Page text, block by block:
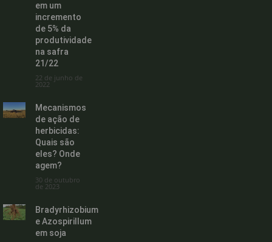
em um
incremento
de 5% da
produtividade
na safra
21/22
22 de junho de
2022
Mecanismos
de ação de
herbicidas:
Quais são
eles? Onde
agem?
30 de outubro
de 2023
Bradyrhizobium
e Azospirillum
em soja